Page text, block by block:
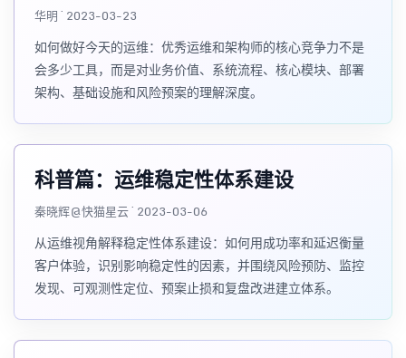
华明 · 2023-03-23
如何做好今天的运维：优秀运维和架构师的核心竞争力不是
会多少工具，而是对业务价值、系统流程、核心模块、部署
架构、基础设施和风险预案的理解深度。
科普篇：运维稳定性体系建设
秦晓辉@快猫星云 · 2023-03-06
从运维视角解释稳定性体系建设：如何用成功率和延迟衡量
客户体验，识别影响稳定性的因素，并围绕风险预防、监控
发现、可观测性定位、预案止损和复盘改进建立体系。